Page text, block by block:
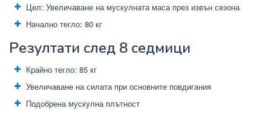
Цел: Увеличаване на мускулната маса през извън сезона
Начално тегло: 80 кг
Резултати след 8 седмици
Крайно тегло: 85 кг
Увеличаване на силата при основните повдигания
Подобрена мускулна плътност